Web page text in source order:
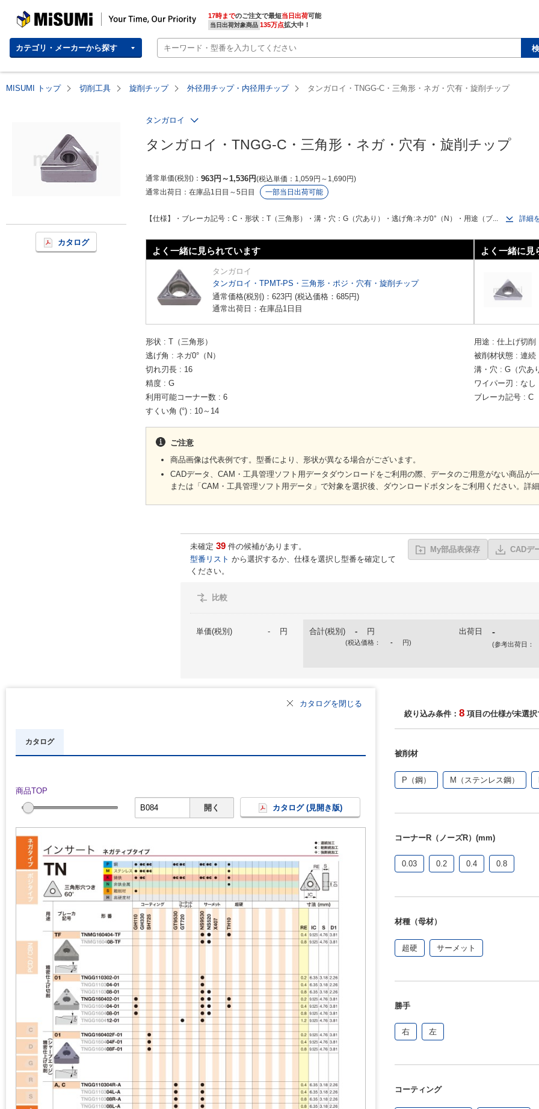
MISUMI | Your Time, Our Priority 17時までのご注文で最短当日出荷
当日出荷対象商品 135万点拡大中！
カテゴリ・メーカーから探す
MISUMI トップ 切削工具 旋削チップ 外径用チップ・内径用チップ タンガロイ・TNGG-C・三角形・ネガ・穴有・旋削チップ
カタログ
タンガロイ
タンガロイ・TNGG-C・三角形・ネガ・穴有・旋削チップ
通常単価(税別) 963円 ～1,536円 税込単価 1,059円 ～ 1,690円
通常出荷日： 在庫品1日目～5日目 一部当日出荷可能
【仕様】・ブレーカ記号：C・形状：T（三角形）・溝・穴：G（穴あり）・逃げ角:ネガ0°（N）・用途（ブ... 詳細
よく一緒に見られています
タンガロイ
タンガロイ・TPMT-PS・三角形・ポジ・穴有・旋削チップ
通常価格(税別)： 623円 (税込価格： 685円)
通常出荷日：在庫品1日目
よく一緒に見
形状 T（三角形） 用途
仕上げ切削
逃げ角
ネガ0°（N） 被削材状態
連続
切れ刃長
16 溝・穴
G（穴あ
精度
G ワイパー刃
なし
利用可能コーナー数
6 ブレーカ記号
C
すくい角 (°)
10～14
ご注意
商品画像は代表例です。型番により、形状が異なる場合がございます。
CADデータ、CAM・工具管理ソフト用データダウンロードをご利用の際、データのご用意がない商品が
または「CAM・工具管理ソフト用データ」で対象を選択後、ダウンロードボタンをご利用ください。詳
未確定 39 件の候補があります。
型番リスト から選択するか、仕様を選択し型番を確定して
ください。
My部品表保存 CADデ
比較
単価(税別) - 円 合計(税別) - 円
(税込価格： - 円)
出荷日 -
(参考出荷日：
カタログを閉じる
カタログ
商品TOP
開く
カタログ (見開き版)
絞り込み条件： 8 項目の仕様が未選択
被削材
P（鋼） M（ステンレス鋼）
コーナーR（ノーズR）(mm)
0.03 0.2 0.4 0.8
材種（母材）
超硬 サーメット
勝手
右 左
コーティング